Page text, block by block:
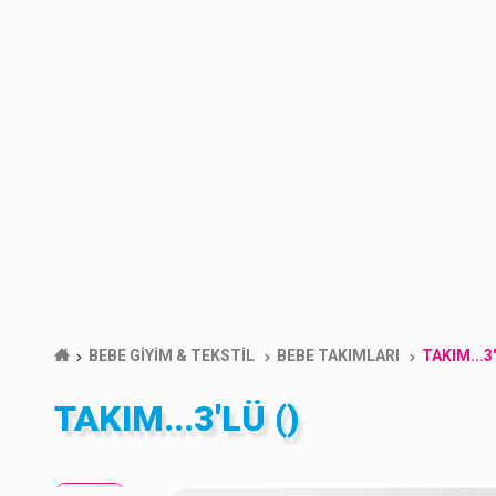
BEBE GİYİM & TEKSTİL BEBE TAKIMLARI
TAKIM...3'LÜ ()